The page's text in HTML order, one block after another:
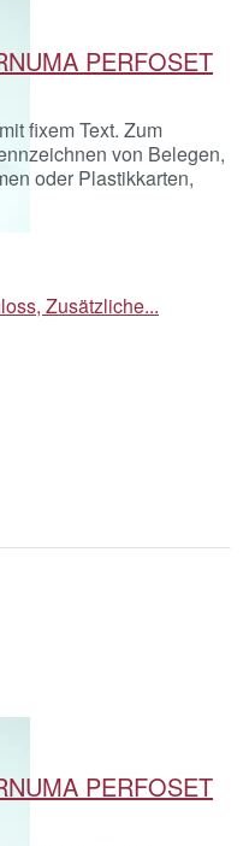
PERFOSET
fixem Text. Zum
von Belegen,
oder Plastikkarten,
Zusätzliche...
PERFOSET